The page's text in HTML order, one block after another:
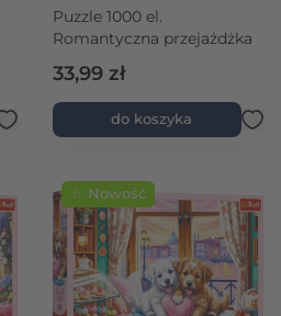
Puzzle 1000 el.
Romantyczna przejażdżka
33,99 zł
do koszyka
☆ Nowość